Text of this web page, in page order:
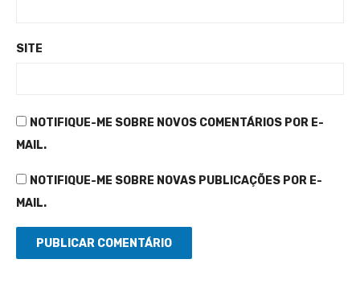
SITE
NOTIFIQUE-ME SOBRE NOVOS COMENTÁRIOS POR E-
MAIL.
NOTIFIQUE-ME SOBRE NOVAS PUBLICAÇÕES POR E-
MAIL.